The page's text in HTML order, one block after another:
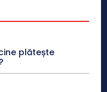
plătește